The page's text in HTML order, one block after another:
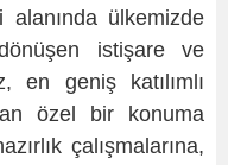
alanında ülkemizde
istişare ve
en geniş katılımlı
özel bir konuma
çalışmalarına,